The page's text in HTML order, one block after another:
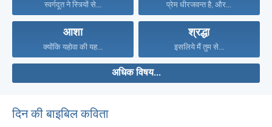
स्वर्गदूत ने स्त्र्यिों से... प्रेम धीरजवन्त है, और...
आशा
क्योंकि यहोवा की यह...
श्रद्धा
इसलिये मैं तुम से...
अधिक विषय...
दिन की बाइबिल कविता